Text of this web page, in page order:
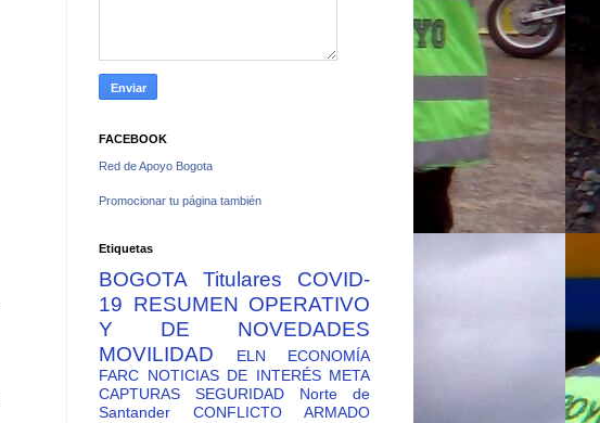
FACEBOOK
Red de Apoyo Bogota
Promocionar tu página también
Etiquetas
BOGOTA Titulares
COVID-
19 RESUMEN OPERATIVO
Y DE NOVEDADES
MOVILIDAD
ELN
ECONOMÍA
FARC NOTICIAS DE INTERÉS META
CAPTURAS
SEGURIDAD
Norte de
Santander
CONFLICTO ARMADO